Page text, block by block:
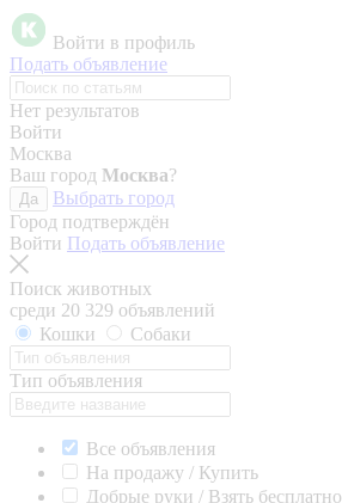
Войти в профиль
Подать объявление
Нет результатов
Войти
Москва
Ваш город Москва?
Да
Выбрать город
Город подтверждён
Войти Подать объявление
Поиск животных
среди 20 329 объявлений
Кошки
Собаки
Тип объявления
Все объявления
На продажу / Купить
Добрые руки / Взять бесплатно